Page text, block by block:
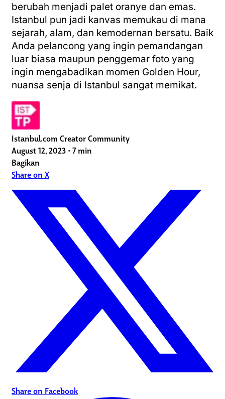
berubah menjadi palet oranye dan emas.
Istanbul pun jadi kanvas memukau di mana
sejarah, alam, dan kemodernan bersatu. Baik
Anda pelancong yang ingin pemandangan
luar biasa maupun penggemar foto yang
ingin mengabadikan momen Golden Hour,
nuansa senja di Istanbul sangat memikat.
Istanbul.com Creator Community
August 12, 2023 • 7 min
Bagikan
Share on X
Share on Facebook